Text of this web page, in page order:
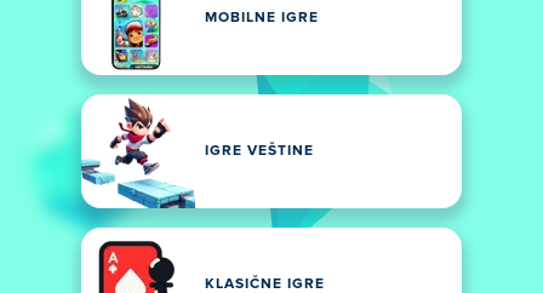
MOBILNE IGRE
IGRE VEŠTINE
KLASIČNE IGRE